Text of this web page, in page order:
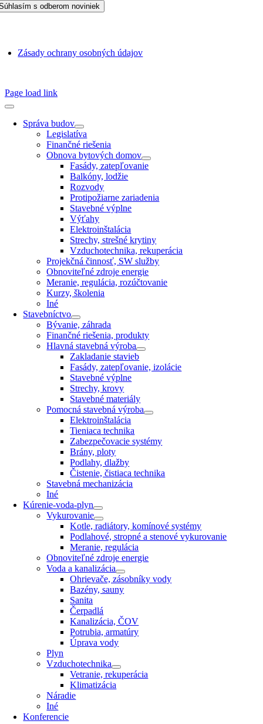
Zásady ochrany osobných údajov
Page load link
Správa budov
Legislatíva
Finančné riešenia
Obnova bytových domov
Fasády, zatepľovanie
Balkóny, lodžie
Rozvody
Protipožiarne zariadenia
Stavebné výplne
Výťahy
Elektroinštalácia
Strechy, strešné krytiny
Vzduchotechnika, rekuperácia
Projekčná činnosť, SW služby
Obnoviteľné zdroje energie
Meranie, regulácia, rozúčtovanie
Kurzy, školenia
Iné
Stavebníctvo
Bývanie, záhrada
Finančné riešenia, produkty
Hlavná stavebná výroba
Zakladanie stavieb
Fasády, zatepľovanie, izolácie
Stavebné výplne
Strechy, krovy
Stavebné materiály
Pomocná stavebná výroba
Elektroinštalácia
Tieniaca technika
Zabezpečovacie systémy
Brány, ploty
Podlahy, dlažby
Čistenie, čistiaca technika
Stavebná mechanizácia
Iné
Kúrenie-voda-plyn
Vykurovanie
Kotle, radiátory, komínové systémy
Podlahové, stropné a stenové vykurovanie
Meranie, regulácia
Obnoviteľné zdroje energie
Voda a kanalizácia
Ohrievače, zásobníky vody
Bazény, sauny
Sanita
Čerpadlá
Kanalizácia, ČOV
Potrubia, armatúry
Úprava vody
Plyn
Vzduchotechnika
Vetranie, rekuperácia
Klimatizácia
Náradie
Iné
Konferencie